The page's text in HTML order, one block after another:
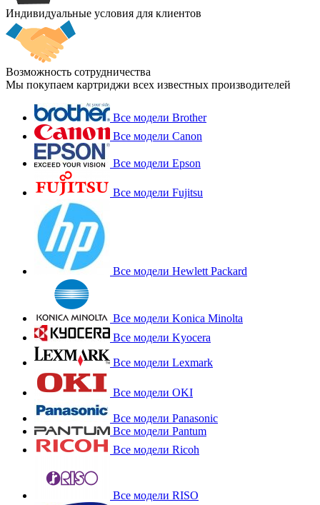
Индивидуальные условия для клиентов
Возможность сотрудничества
Мы покупаем картриджи всех известных производителей
Все модели Brother
Все модели Canon
Все модели Epson
Все модели Fujitsu
Все модели Hewlett Packard
Все модели Konica Minolta
Все модели Kyocera
Все модели Lexmark
Все модели OKI
Все модели Panasonic
Все модели Pantum
Все модели Ricoh
Все модели RISO